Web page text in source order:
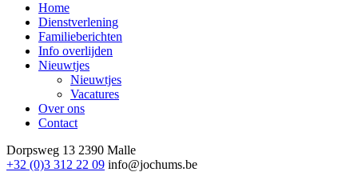
Home
Dienstverlening
Familieberichten
Info overlijden
Nieuwtjes
Nieuwtjes
Vacatures
Over ons
Contact
Dorpsweg 13 2390 Malle
+32 (0)3 312 22 09 info@jochums.be